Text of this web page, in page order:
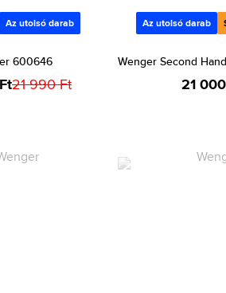
Az utolsó darab
600646
21 990 Ft
Az utolsó darab
Wenger Second
21